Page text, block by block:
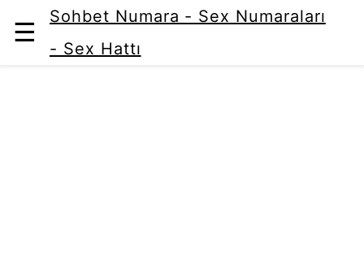
☰
Sohbet Numara - Sex Numaraları
- Sex Hattı